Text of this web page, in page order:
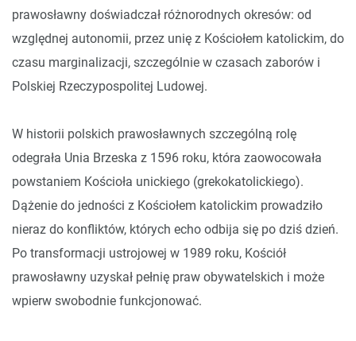
prawosławny doświadczał różnorodnych okresów: od
względnej autonomii, przez unię z Kościołem katolickim, do
czasu marginalizacji, szczególnie w czasach zaborów i
Polskiej Rzeczypospolitej Ludowej.
W historii polskich prawosławnych szczególną rolę
odegrała Unia Brzeska z 1596 roku, która zaowocowała
powstaniem Kościoła unickiego (grekokatolickiego).
Dążenie do jedności z Kościołem katolickim prowadziło
nieraz do konfliktów, których echo odbija się po dziś dzień.
Po transformacji ustrojowej w 1989 roku, Kościół
prawosławny uzyskał pełnię praw obywatelskich i może
wpierw swobodnie funkcjonować.